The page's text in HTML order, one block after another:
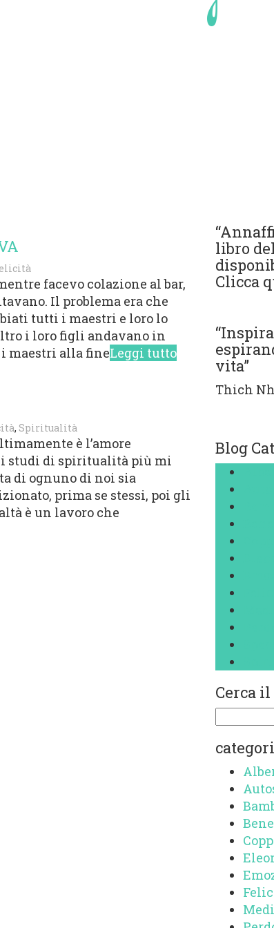
facevo colazione al bar,
Il problema era che
tutti i maestri e loro lo
i loro figli andavano in
maestri alla fineLeggi tutto
, Spiritualità
è l’amore
studi di spiritualità più mi
di ognuno di noi sia
prima se stessi, poi gli
è un lavoro che
libro
Clicca
vita”
Thich
Blog
Cerca il
per: